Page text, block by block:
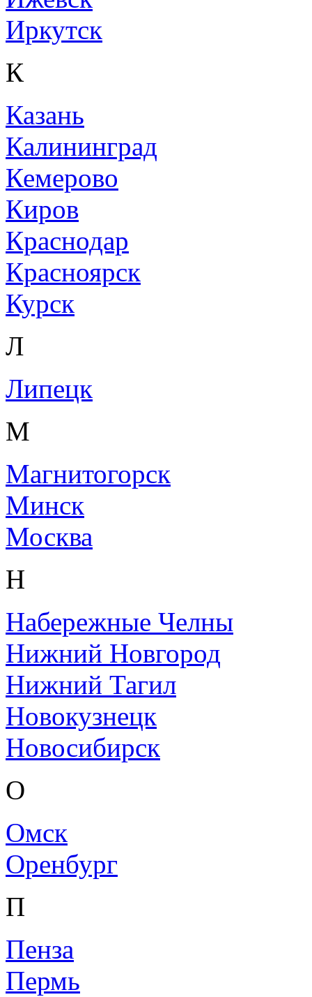
Иркутск
К
Казань
Калининград
Кемерово
Киров
Краснодар
Красноярск
Курск
Л
Липецк
М
Магнитогорск
Минск
Москва
Н
Набережные Челны
Нижний Новгород
Нижний Тагил
Новокузнецк
Новосибирск
О
Омск
Оренбург
П
Пенза
Пермь